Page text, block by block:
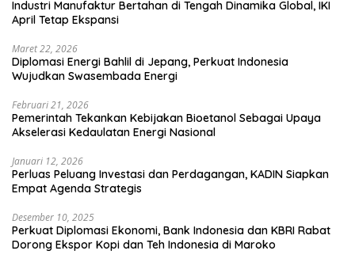
Industri Manufaktur Bertahan di Tengah Dinamika Global, IKI
April Tetap Ekspansi
Maret 22, 2026
Diplomasi Energi Bahlil di Jepang, Perkuat Indonesia
Wujudkan Swasembada Energi
Februari 21, 2026
Pemerintah Tekankan Kebijakan Bioetanol Sebagai Upaya
Akselerasi Kedaulatan Energi Nasional
Januari 12, 2026
Perluas Peluang Investasi dan Perdagangan, KADIN Siapkan
Empat Agenda Strategis
Desember 10, 2025
Perkuat Diplomasi Ekonomi, Bank Indonesia dan KBRI Rabat
Dorong Ekspor Kopi dan Teh Indonesia di Maroko